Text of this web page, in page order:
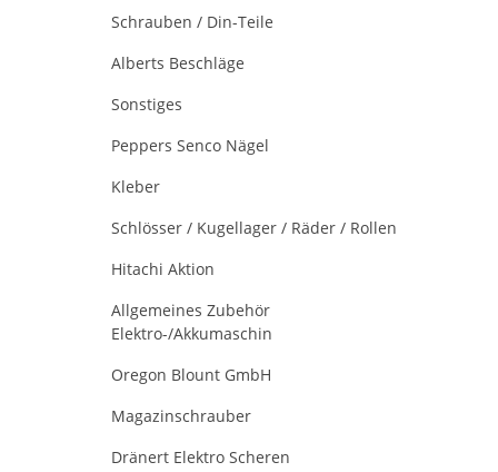
Schrauben / Din-Teile
Alberts Beschläge
Sonstiges
Peppers Senco Nägel
Kleber
Schlösser / Kugellager / Räder / Rollen
Hitachi Aktion
Allgemeines Zubehör
Elektro-/Akkumaschin
Oregon Blount GmbH
Magazinschrauber
Dränert Elektro Scheren